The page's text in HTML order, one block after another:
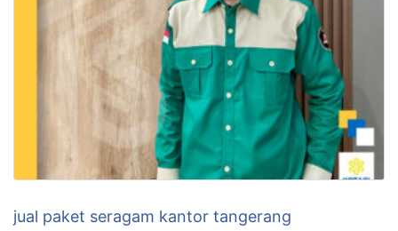
jual paket seragam kantor tangerang